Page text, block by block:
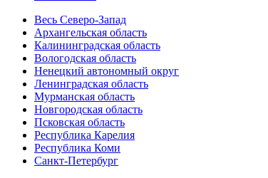
Весь Северо-Запад
Архангельская область
Калининградская область
Вологодская область
Ненецкий автономный округ
Ленинградская область
Мурманская область
Новгородская область
Псковская область
Республика Карелия
Республика Коми
Санкт-Петербург